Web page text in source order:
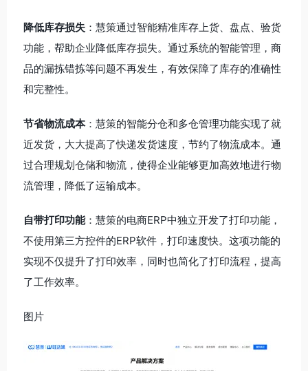
降低库存损失 ：慧策通过智能精准库存上货、盘点、验货
功能，帮助企业降低库存损失。通过系统的智能管理，商
品的漏拣错拣等问题不再发生，有效保障了库存的准确性
和完整性。
节省物流成本：慧策的智能分仓和多仓管理功能实现了就
近发货，大大提高了快递发货速度，节约了物流成本。通
过合理规划仓储和物流，使得企业能够更加高效地进行物
流管理，降低了运输成本。
自带打印功能：慧策的电商ERP中独立开发了打印功能，
不使用第三方控件的ERP软件，打印速度快。这项功能的
实现不仅提升了打印效率，同时也简化了打印流程，提高
了工作效率。
图片